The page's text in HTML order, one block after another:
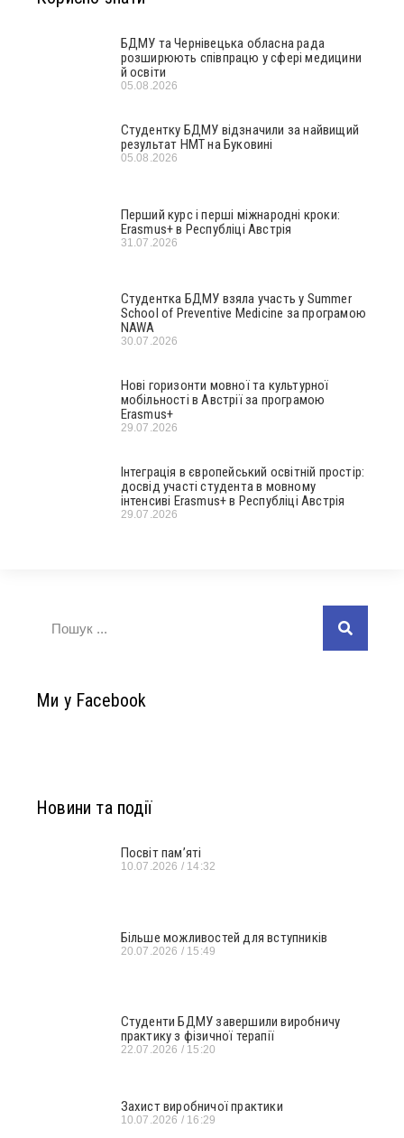
БДМУ та Чернівецька обласна рада
розширюють співпрацю у сфері медицини
й освіти
05.08.2026
Студентку БДМУ відзначили за найвищий
результат НМТ на Буковині
05.08.2026
Перший курс і перші міжнародні кроки:
Erasmus+ в Республіці Австрія
31.07.2026
Студентка БДМУ взяла участь у Summer
School of Preventive Medicine за програмою
NAWA
30.07.2026
Нові горизонти мовної та культурної
мобільності в Австрії за програмою
Erasmus+
29.07.2026
Інтеграція в європейський освітній простір:
досвід участі студента в мовному
інтенсиві Erasmus+ в Республіці Австрія
29.07.2026
Ми у Facebook
Новини та події
Посвіт пам’яті
10.07.2026 14:32
Більше можливостей для вступників
20.07.2026 15:49
Студенти БДМУ завершили виробничу
практику з фізичної терапії
22.07.2026 15:20
Захист виробничої практики
10.07.2026 16:29